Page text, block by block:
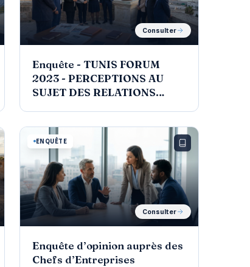
Consulter
Enquête - TUNIS FORUM
2023 - PERCEPTIONS AU
SUJET DES RELATIONS
ENQUÊTE
Consulter
Enquête d’opinion auprès des
Chefs d’Entreprises